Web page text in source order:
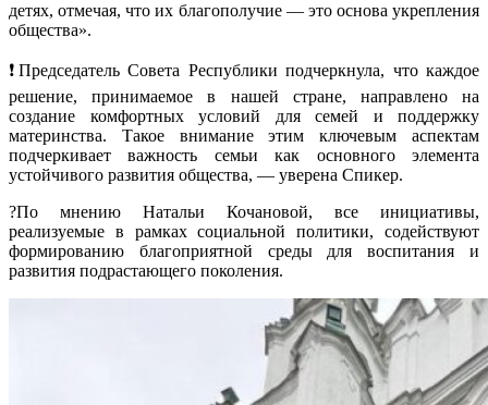
детях, отмечая, что их благополучие — это основа укрепления
общества».
❗️Председатель Совета Республики подчеркнула, что каждое
решение, принимаемое в нашей стране, направлено на
создание комфортных условий для семей и поддержку
материнства. Такое внимание этим ключевым аспектам
подчеркивает важность семьи как основного элемента
устойчивого развития общества, — уверена Спикер.
?По мнению Натальи Кочановой, все инициативы,
реализуемые в рамках социальной политики, содействуют
формированию благоприятной среды для воспитания и
развития подрастающего поколения.